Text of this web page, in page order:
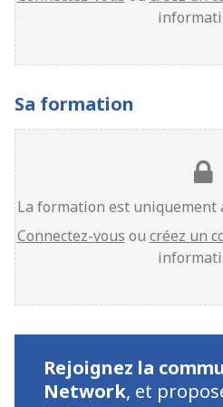
Sa formation
La formation est uniquement
Connectez-vous ou créez un
Rejoignez la
Network, et